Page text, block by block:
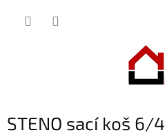
STENO sací koš 6/